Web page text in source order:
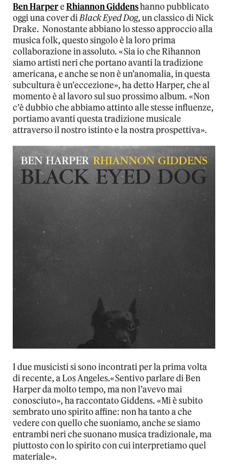
Ben HarpereRhiannon Giddenshanno pubblicato
oggi una cover diBlack Eyed Dog, un classico di Nick
Drake. Nonostante abbiano lo stesso approccio alla
musica folk, questo singolo è la loro prima
collaborazione in assoluto. «Sia io che Rihannon
siamo artisti neri che portano avanti la tradizione
americana, e anche se non è un’anomalia, in questa
subcultura è un’eccezione», ha detto Harper, che al
momento è al lavoro sul suo prossimo album. «Non
c’è dubbio che abbiamo attinto alle stesse influenze,
portiamo avanti questa tradizione musicale
attraverso il nostro istinto e la nostra prospettiva».
I due musicisti si sono incontrati per la prima volta
di recente, a Los Angeles.«Sentivo parlare di Ben
Harper da molto tempo, ma non l’avevo mai
conosciuto», ha raccontato Giddens. «Mi è subito
sembrato uno spirito affine: non ha tanto a che
vedere con quello che suoniamo, anche se siamo
entrambi neri che suonano musica tradizionale, ma
piuttosto con lo spirito con cui interpretiamo quel
materiale».